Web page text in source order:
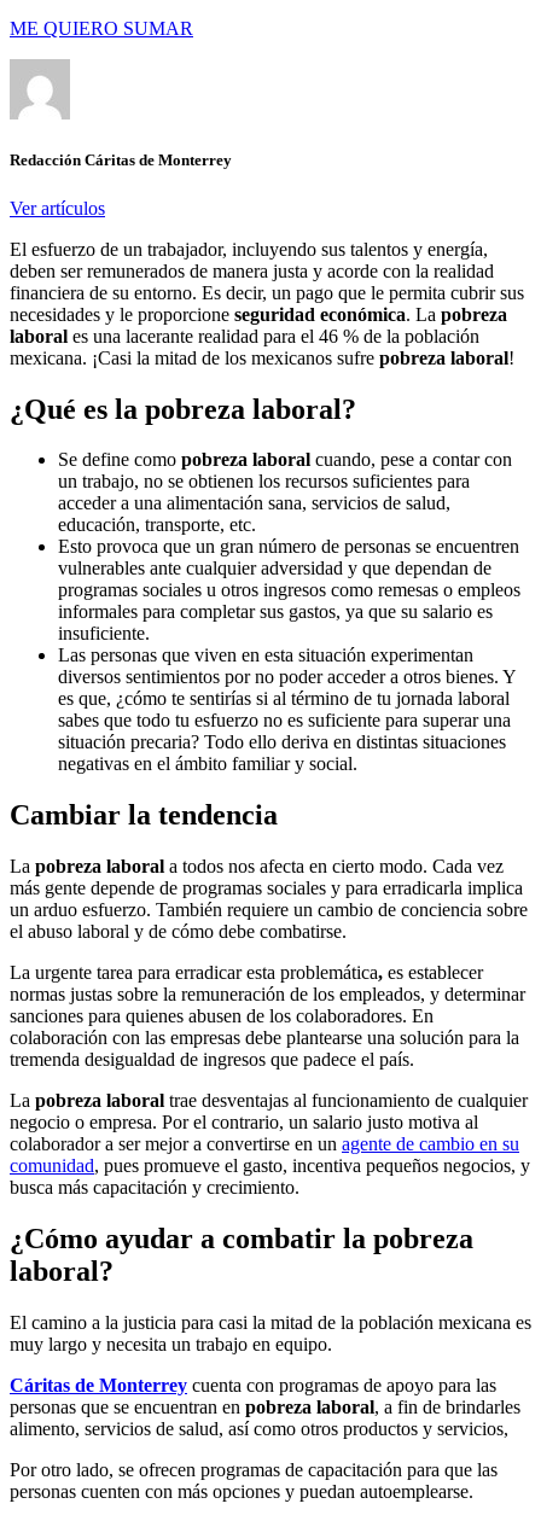
ME QUIERO SUMAR
Redacción Cáritas de Monterrey
Ver artículos
El esfuerzo de un trabajador, incluyendo sus talentos y energía,
deben ser remunerados de manera justa y acorde con la realidad
financiera de su entorno. Es decir, un pago que le permita cubrir sus
necesidades y le proporcione seguridad económica. La pobreza
laboral es una lacerante realidad para el 46 % de la población
mexicana. ¡Casi la mitad de los mexicanos sufre pobreza laboral!
¿Qué es la pobreza laboral?
Se define como pobreza laboral cuando, pese a contar con
un trabajo, no se obtienen los recursos suficientes para
acceder a una alimentación sana, servicios de salud,
educación, transporte, etc.
Esto provoca que un gran número de personas se encuentren
vulnerables ante cualquier adversidad y que dependan de
programas sociales u otros ingresos como remesas o empleos
informales para completar sus gastos, ya que su salario es
insuficiente.
Las personas que viven en esta situación experimentan
diversos sentimientos por no poder acceder a otros bienes. Y
es que, ¿cómo te sentirías si al término de tu jornada laboral
sabes que todo tu esfuerzo no es suficiente para superar una
situación precaria? Todo ello deriva en distintas situaciones
negativas en el ámbito familiar y social.
Cambiar la tendencia
La pobreza laboral a todos nos afecta en cierto modo. Cada vez
más gente depende de programas sociales y para erradicarla implica
un arduo esfuerzo. También requiere un cambio de conciencia sobre
el abuso laboral y de cómo debe combatirse.
La urgente tarea para erradicar esta problemática, es establecer
normas justas sobre la remuneración de los empleados, y determinar
sanciones para quienes abusen de los colaboradores. En
colaboración con las empresas debe plantearse una solución para la
tremenda desigualdad de ingresos que padece el país.
La pobreza laboral trae desventajas al funcionamiento de cualquier
negocio o empresa. Por el contrario, un salario justo motiva al
colaborador a ser mejor a convertirse en un agente de cambio en su
comunidad, pues promueve el gasto, incentiva pequeños negocios, y
busca más capacitación y crecimiento.
¿Cómo ayudar a combatir la pobreza
laboral?
El camino a la justicia para casi la mitad de la población mexicana es
muy largo y necesita un trabajo en equipo.
Cáritas de Monterrey cuenta con programas de apoyo para las
personas que se encuentran en pobreza laboral, a fin de brindarles
alimento, servicios de salud, así como otros productos y servicios,
Por otro lado, se ofrecen programas de capacitación para que las
personas cuenten con más opciones y puedan autoemplearse.